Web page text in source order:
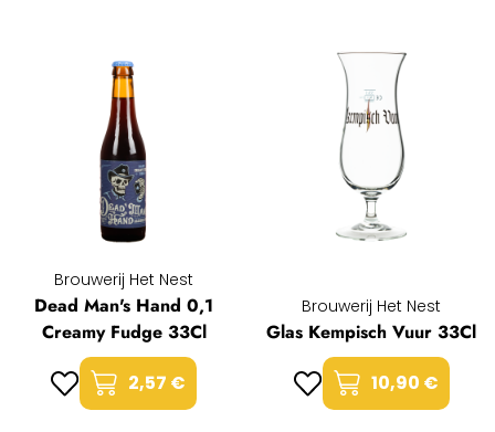
Brouwerij Het Nest
Dead Man's Hand 0,1
Creamy Fudge 33Cl
2,57 €
Brouwerij Het Nest
Glas Kempisch Vuur 33Cl
10,90 €